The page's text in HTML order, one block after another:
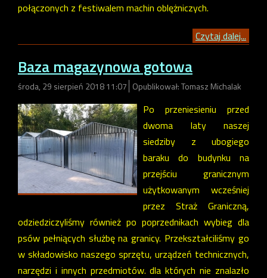
połączonych z festiwalem machin oblężniczych.
Czytaj dalej...
Baza magazynowa gotowa
środa, 29 sierpień 2018 11:07 Opublikował: Tomasz Michalak
Po przeniesieniu przed
dwoma laty naszej
siedziby z ubogiego
baraku do budynku na
przejściu granicznym
użytkowanym wcześniej
przez Straż Graniczną,
odziedziczyliśmy również po poprzednikach wybieg dla
psów pełniących służbę na granicy. Przekształciliśmy go
w składowisko naszego sprzętu, urządzeń technicznych,
narzędzi i innych przedmiotów. dla których nie znalazło